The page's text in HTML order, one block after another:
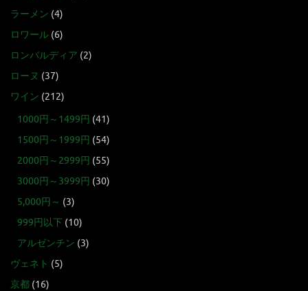
ラーメン (4)
ロワール (6)
ロンバルディア (2)
ローヌ (37)
ワイン (212)
1000円～1499円 (41)
1500円～1999円 (54)
2000円～2999円 (55)
3000円～3999円 (30)
5,000円～ (3)
999円以下 (10)
アルゼンチン (3)
ヴェネト (5)
京都 (16)